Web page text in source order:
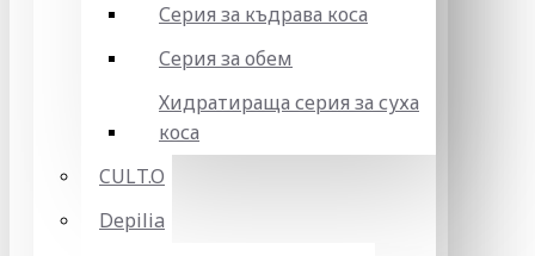
Серия за къдрава коса
Серия за обем
Хидратираща серия за суха
коса
CULT.O
Depilia